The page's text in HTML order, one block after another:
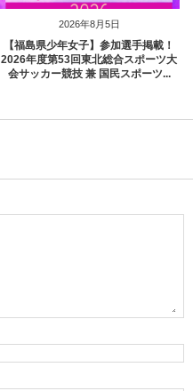
2026年8月5日
【福島県少年女子】参加選手掲載！
2026年度第53回東北総合スポーツ大
会サッカー競技 兼 国民スポーツ...